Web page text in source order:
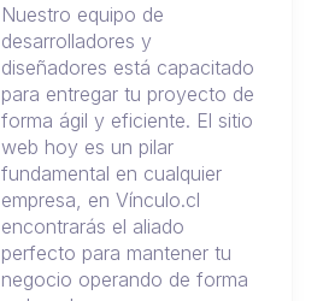
Nuestro equipo de
desarrolladores y
diseñadores está capacitado
para entregar tu proyecto de
forma ágil y eficiente. El sitio
web hoy es un pilar
fundamental en cualquier
empresa, en Vínculo.cl
encontrarás el aliado
perfecto para mantener tu
negocio operando de forma